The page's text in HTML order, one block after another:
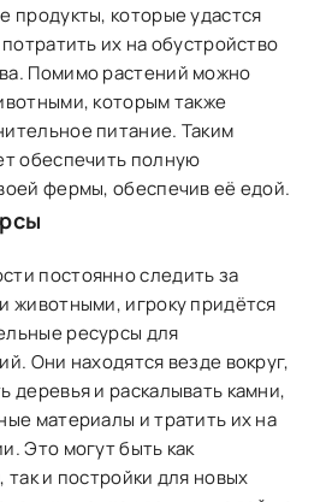
продукты, которые удастся
их на обустройство
Помимо растений можно
которым также
питание. Таким
обеспечить полную
фермы, обеспечив её едой.
постоянно следить за
животными, игроку придётся
ресурсы для
Они находятся везде вокруг,
деревья и раскалывать камни,
материалы и тратить их на
Это могут быть как
так и постройки для новых